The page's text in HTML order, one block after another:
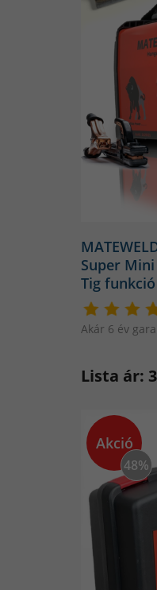
Super
Tig funkció
Akár 6 év
Lista ár:
Akció
48%